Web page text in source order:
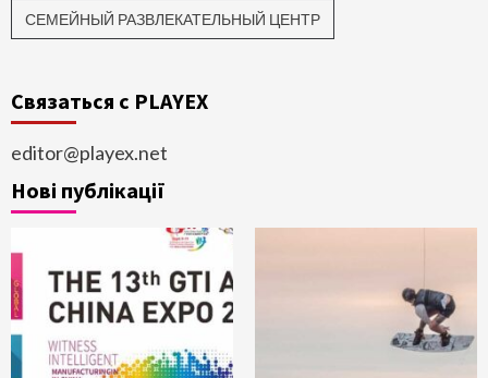
СЕМЕЙНЫЙ РАЗВЛЕКАТЕЛЬНЫЙ ЦЕНТР
Связаться с PLAYEX
editor@playex.net
Нові публікації